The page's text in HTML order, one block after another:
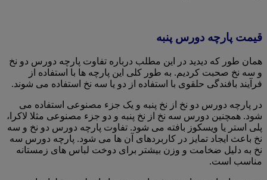
قیمت پارچه دورس پنبه
همان طور که دیدید در این مطلب درباره تفاوت پارچه دورس دو نخ
و سه نخ صحبت کردیم. به طور کلی این پارچه ها با استفاده از
فرآیند بافندگی حلقوی با استفاده از دو یا سه نخ استفاده می شوند.
در پارچه دورس دو نخ از نخ پنبه و یک جزء مصنوعی استفاده می
شود. همچنین دورس سه نخ از نخ پنبه و دو جزء مصنوعی مثلا لاکرا،
پلی استر یا ویسکوز بافته می شود. تفاوت پارچه دورس دو نخ و سه
نخ باعث ایجاد تمایز در کاربردهای آن ها می شود. پارچه دورس سه
نخ به دلیل ضخامت و وزن بیشتر برای دوخت لباس های زمستانه
مناسب است.